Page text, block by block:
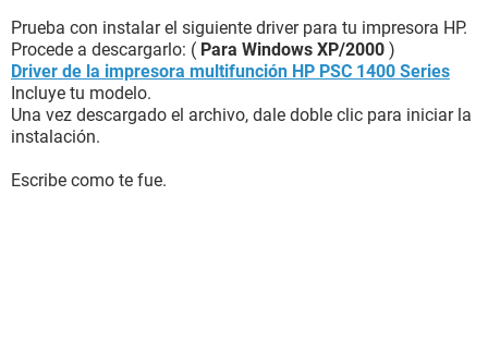
Prueba con instalar el siguiente driver para tu impresora HP.
Procede a descargarlo: ( Para Windows XP/2000 )
Driver de la impresora multifunción HP PSC 1400 Series
Incluye tu modelo.
Una vez descargado el archivo, dale doble clic para iniciar la
instalación.
Escribe como te fue.